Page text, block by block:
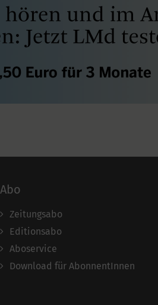
Abo
Zeitungsabo
Editionsabo
Aboservice
Download für AbonnentInnen